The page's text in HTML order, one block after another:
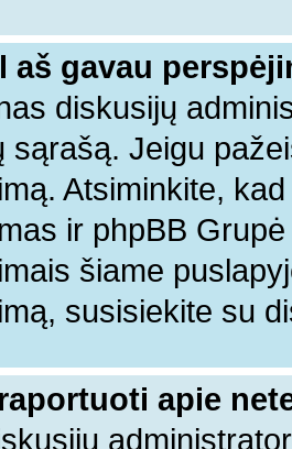
aš gavau
diskusijų
sąrašą. Jeigu
Atsiminkite,
ir phpBB
šiame
susisiekite su
apie